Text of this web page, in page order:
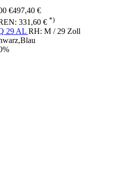
€497,40 €
331,60 € *)
29 AL RH: M / 29 Zoll